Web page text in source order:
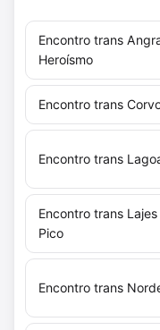
Encontro trans
Heroísmo
Encontro trans
Encontro trans
Encontro trans
Pico
Encontro trans